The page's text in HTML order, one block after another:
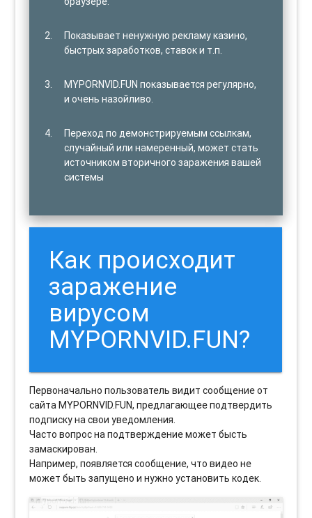
Показывает ненужную рекламу казино,
быстрых заработков, ставок и т.п.
MYPORNVID.FUN показывается регулярно,
и очень назойливо.
Переход по демонстрируемым ссылкам,
случайный или намеренный, может стать
источником вторичного заражения вашей
системы
Как происходит
заражение
вирусом
MYPORNVID.FUN?
Первоначально пользователь видит сообщение от
сайта MYPORNVID.FUN, предлагающее подтвердить
подписку на свои уведомления.
Часто вопрос на подтверждение может бысть
замаскирован.
Например, появляется сообщение, что видео не
может быть запущено и нужно установить кодек.